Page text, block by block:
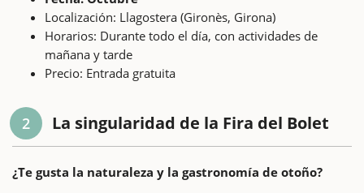
Localización: Llagostera (Gironès, Girona)
Horarios: Durante todo el día, con actividades de
mañana y tarde
Precio: Entrada gratuita
2 La singularidad de la Fira del Bolet
¿Te gusta la naturaleza y la gastronomía de otoño?